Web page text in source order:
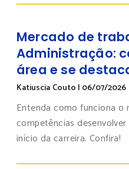
Mercado de
Administração:
área e se
Katiuscia Couto | 06/07/2026
Entenda como funciona o
competências
início da carreira. Confira!